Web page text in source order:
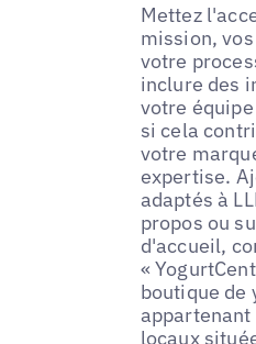
Mettez
mission,
votre
inclure des
votre
si cela
votre
expertise.
adaptés à
propos ou
d'accueil,
«
boutique de
locaux